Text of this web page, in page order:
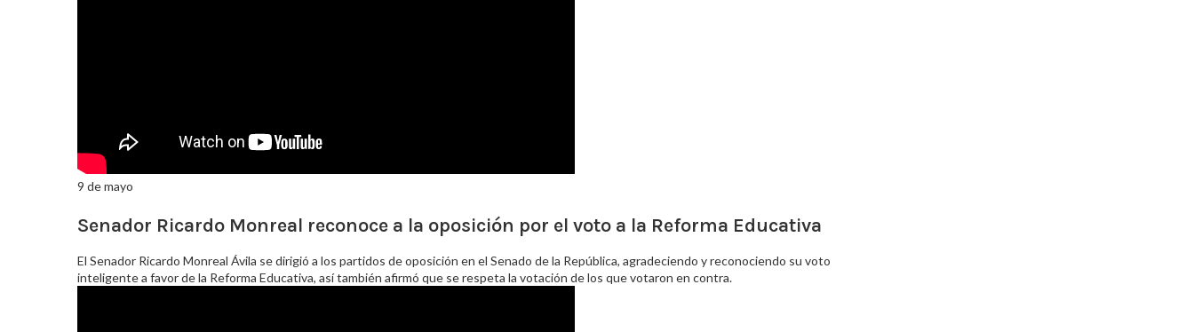
9 de mayo
Senador Ricardo Monreal reconoce a la oposición por el voto a la Reforma Educativa
El Senador Ricardo Monreal Ávila se dirigió a los partidos de oposición en el Senado de la República, agradeciendo y reconociendo su voto
inteligente a favor de la Reforma Educativa, así también afirmó que se respeta la votación de los que votaron en contra.